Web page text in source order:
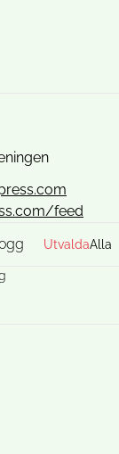
feed
UtvaldaAlla